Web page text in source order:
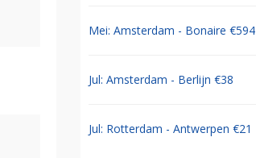
Mei: Amsterdam - Bonaire €594
Jul: Amsterdam - Berlijn €38
Jul: Rotterdam - Antwerpen €21